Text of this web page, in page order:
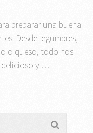
preparar una buena
Desde legumbres,
o queso, todo nos
delicioso y …